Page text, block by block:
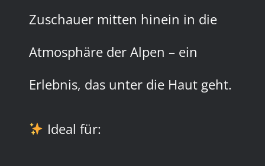
Zuschauer mitten hinein in die
Atmosphäre der Alpen – ein
Erlebnis, das unter die Haut geht.
Ideal für: